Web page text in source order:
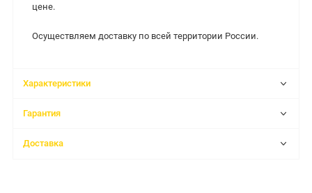
цене.
Осуществляем доставку по всей территории России.
Характеристики
Гарантия
Доставка